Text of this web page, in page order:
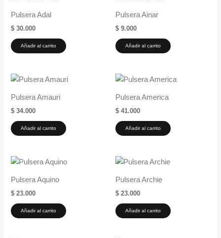
Pulsera Adal
$ 30.000
Añadir al carrito
Pulsera Ainar
$ 9.000
Añadir al carrito
Pulsera Amauri
$ 34.000
Añadir al carrito
Pulsera America
$ 41.000
Añadir al carrito
Pulsera Aquino
$ 23.000
Añadir al carrito
Pulsera Archie
$ 23.000
Añadir al carrito